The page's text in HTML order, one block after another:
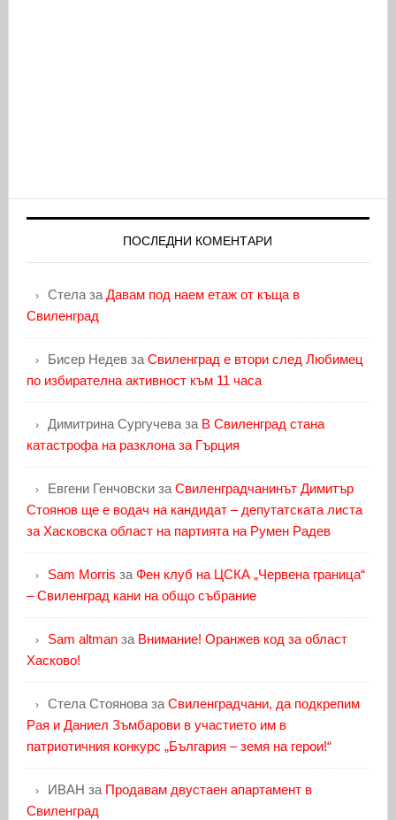
ПОСЛЕДНИ КОМЕНТАРИ
Стелаза Давам под наем етаж от къща в
Свиленград
Бисер Недевза Свиленград е втори след Любимец
по избирателна активност към 11 часа
Димитрина Сургучеваза В Свиленград стана
катастрофа на разклона за Гърция
Евгени Генчовскиза Свиленградчанинът Димитър
Стоянов ще е водач на кандидат – депутатската листа
за Хасковска област на партията на Румен Радев
Sam Morris за Фен клуб на ЦСКА „Червена граница“
– Свиленград кани на общо събрание
Sam altmanза Внимание! Оранжев код за област
Хасково!
Стела Стояноваза Свиленградчани, да подкрепим
Рая и Даниел Зъмбарови в участието им в
патриотичния конкурс „България – земя на герои!“
ИВАН за Продавам двустаен апартамент в
Свиленград